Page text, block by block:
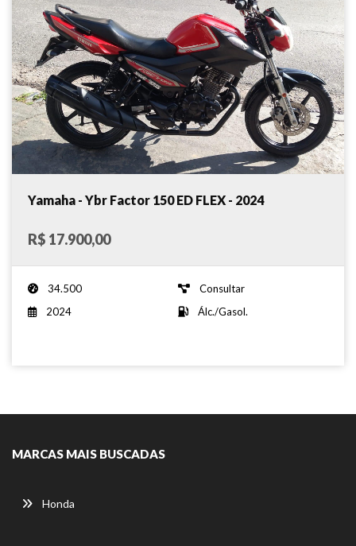
Yamaha - Ybr Factor 150 ED FLEX - 2024
R$ 17.900,00
34.500
Consultar
2024
Álc./Gasol.
MARCAS MAIS BUSCADAS
Honda